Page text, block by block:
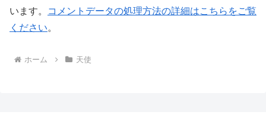
います。
コメントデータの処理方法の詳細はこちらをご覧
ください。
ホーム 天使